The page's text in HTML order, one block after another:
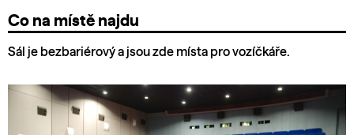
Co na místě najdu
Sál je bezbariérový a jsou zde místa pro vozíčkáře.